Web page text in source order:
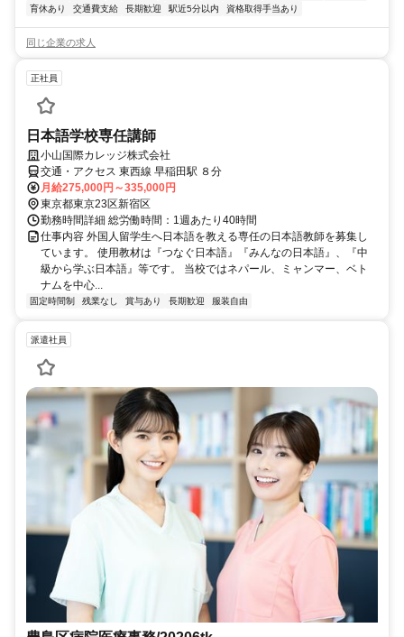
育休あり
交通費支給 長期歓迎 駅近5分以内 資格取得手当あり
同じ企業の求人
正社員
日本語学校専任講師
小山国際カレッジ株式会社
交通・アクセス 東西線 早稲田駅 ８分
月給275,000円～335,000円
東京都東京23区新宿区
勤務時間詳細 総労働時間：1週あたり40時間
仕事内容 外国人留学生へ日本語を教える専任の日本語教師を募集し
ています。 使用教材は『つなぐ日本語』『みんなの日本語』、『中
級から学ぶ日本語』等です。 当校ではネパール、ミャンマー、ベト
ナムを中心...
固定時間制 残業なし 賞与あり 長期歓迎 服装自由
派遣社員